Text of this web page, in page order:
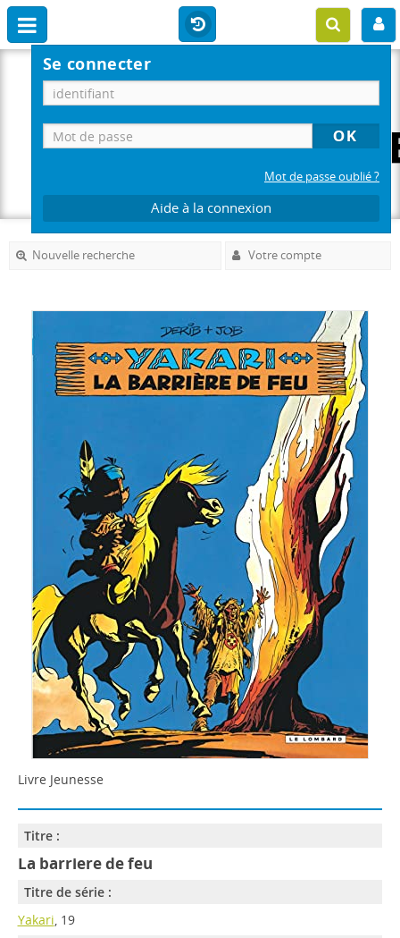
Se connecter
Mot de passe oublié ?
Aide à la connexion
Nouvelle recherche Votre compte
Livre Jeunesse
Titre :
La barriere de feu
Titre de série :
Yakari, 19